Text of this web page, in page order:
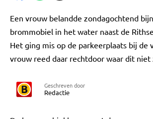
Een vrouw belandde zondagochtend
brommobiel in het water naast de
Het ging mis op de parkeerplaats bij de
vrouw reed daar rechtdoor waar dit niet
Geschreven door
Redactie